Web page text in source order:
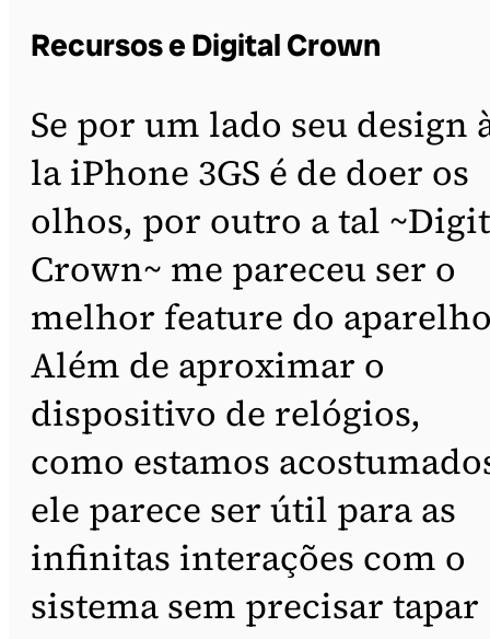
Recursos e Digital Crown
Se por um lado seu design
la iPhone 3GS é de doer os
olhos, por outro a tal
Crown~ me pareceu ser o
melhor feature do
Além de aproximar o
dispositivo de relógios,
como estamos
ele parece ser útil para as
infinitas interações com o
sistema sem precisar tapar